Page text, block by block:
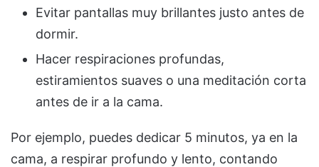
Evitar pantallas muy brillantes justo antes de
dormir.
Hacer respiraciones profundas,
estiramientos suaves o una meditación corta
antes de ir a la cama.
Por ejemplo, puedes dedicar 5 minutos, ya en la
cama, a respirar profundo y lento, contando